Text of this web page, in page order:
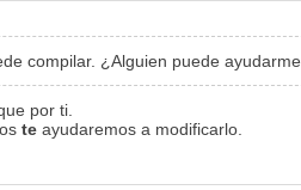
compilar. ¿Alguien puede
por ti.
te ayudaremos a modificarlo.